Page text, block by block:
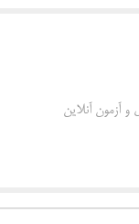
آزمون آنلاین